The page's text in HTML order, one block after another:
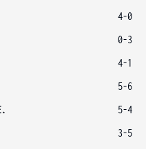
4-0
0-3
4-1
5-6
5-4
3-5